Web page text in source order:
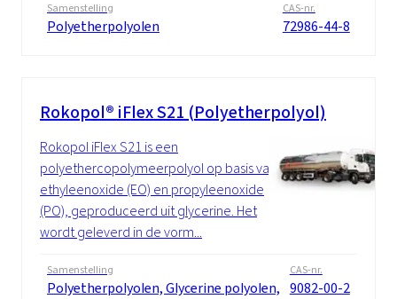
Samenstelling
Polyetherpolyolen
CAS-nr.
72986-44-8
Rokopol® iFlex S21 (Polyetherpolyol)
Rokopol iFlex S21 is een
polyethercopolymeerpolyol op basis van
ethyleenoxide (EO) en propyleenoxide
(PO), geproduceerd uit glycerine. Het
wordt geleverd in de vorm...
Samenstelling
Polyetherpolyolen, Glycerine polyolen,
CAS-nr.
9082-00-2